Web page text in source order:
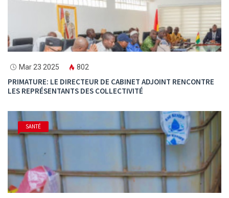
Mar 23 2025 802
PRIMATURE: LE DIRECTEUR DE CABINET ADJOINT RENCONTRE
LES REPRÉSENTANTS DES COLLECTIVITÉ
SANTÉ